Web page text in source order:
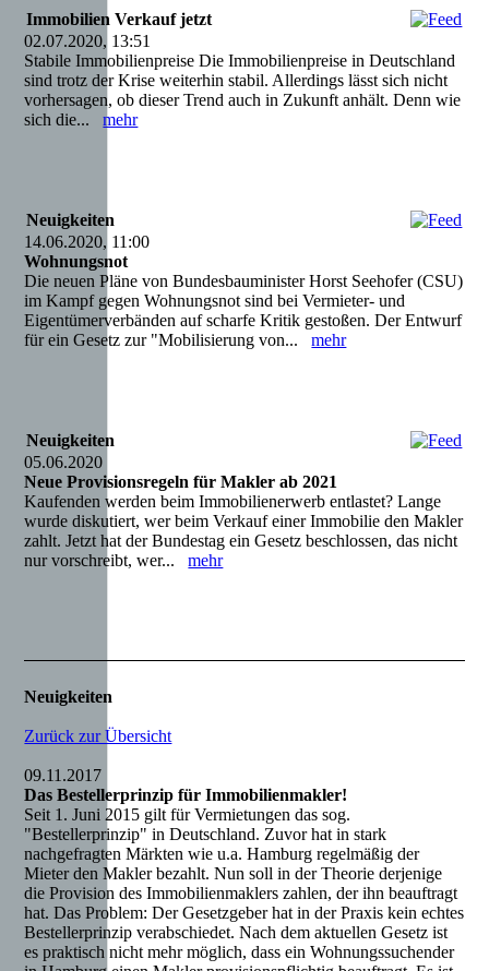
Immobilien Verkauf jetzt
02.07.2020, 13:51
Stabile Immobilienpreise Die Immobilienpreise in Deutschland
sind trotz der Krise weiterhin stabil. Allerdings lässt sich nicht
vorhersagen, ob dieser Trend auch in Zukunft anhält. Denn wie
sich die...mehr
Neuigkeiten
14.06.2020, 11:00
Wohnungsnot
Die neuen Pläne von Bundesbauminister Horst Seehofer (CSU)
im Kampf gegen Wohnungsnot sind bei Vermieter- und
Eigentümerverbänden auf scharfe Kritik gestoßen. Der Entwurf
für ein Gesetz zur "Mobilisierung von...mehr
Neuigkeiten
05.06.2020
Neue Provisionsregeln für Makler ab 2021
Kaufenden werden beim Immobilienerwerb entlastet? Lange
wurde diskutiert, wer beim Verkauf einer Immobilie den Makler
zahlt. Jetzt hat der Bundestag ein Gesetz beschlossen, das nicht
nur vorschreibt, wer...mehr
Neuigkeiten
Zurück zur Übersicht
09.11.2017
Das Bestellerprinzip für Immobilienmakler!
Seit 1. Juni 2015 gilt für Vermietungen das sog.
"Bestellerprinzip" in Deutschland. Zuvor hat in stark
nachgefragten Märkten wie u.a. Hamburg regelmäßig der
Mieter den Makler bezahlt. Nun soll in der Theorie derjenige
die Provision des Immobilienmaklers zahlen, der ihn beauftragt
hat. Das Problem: Der Gesetzgeber hat in der Praxis kein echtes
Bestellerprinzip verabschiedet. Nach dem aktuellen Gesetz ist
es praktisch nicht mehr möglich, dass ein Wohnungssuchender